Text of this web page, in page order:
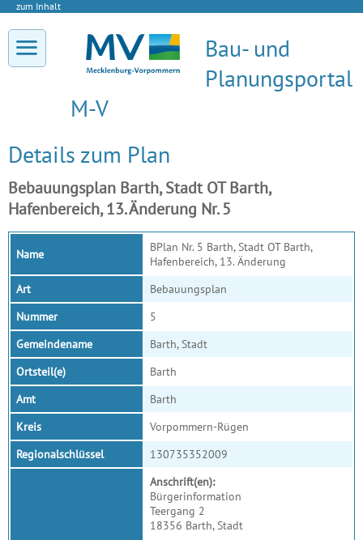
zum Inhalt
Bau- und
Planungsportal
M-V
Details zum Plan
Bebauungsplan Barth, Stadt OT Barth,
Hafenbereich, 13. Änderung Nr. 5
Name
BPlan Nr. 5 Barth, Stadt OT Barth,
Hafenbereich, 13. Änderung
Art
Bebauungsplan
Nummer
5
Gemeindename
Barth, Stadt
Ortsteil(e)
Barth
Amt
Barth
Kreis
Vorpommern-Rügen
Regionalschlüssel
130735352009
Anschrift(en):
Bürgerinformation
Teergang 2
18356 Barth, Stadt